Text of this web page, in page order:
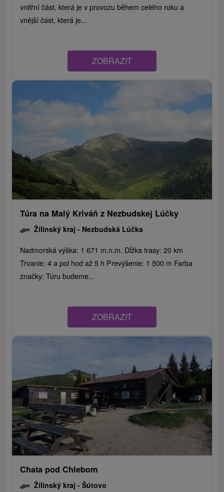
vnitřní část, která je v provozu během celého roku a
vnější část, která je...
ZOBRAZIT
Túra na Malý Kriváň z Nezbudskej Lúčky
Žilinský kraj - Nezbudská Lúčka
Nadmorská výška: 1 671 m.n.m. Dĺžka trasy: 20 km
Trvanie: 4 a pol hod až 5 h Prevýšenie: 1 500 m Farba
značky: Túru budeme...
ZOBRAZIT
Chata pod Chlebom
Žilinský kraj -Šútovo